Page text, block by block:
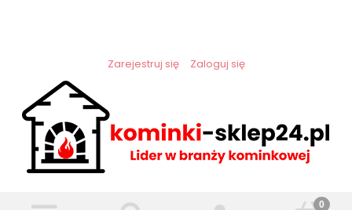
Zarejestruj się Zaloguj się